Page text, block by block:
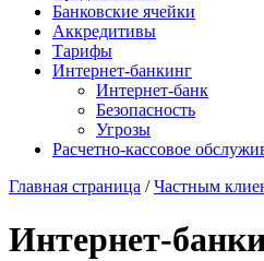
Банковские ячейки
Аккредитивы
Тарифы
Интернет-банкинг
Интернет-банк
Безопасность
Угрозы
Расчетно-кассовое
Главная страница /Частным
Интернет-